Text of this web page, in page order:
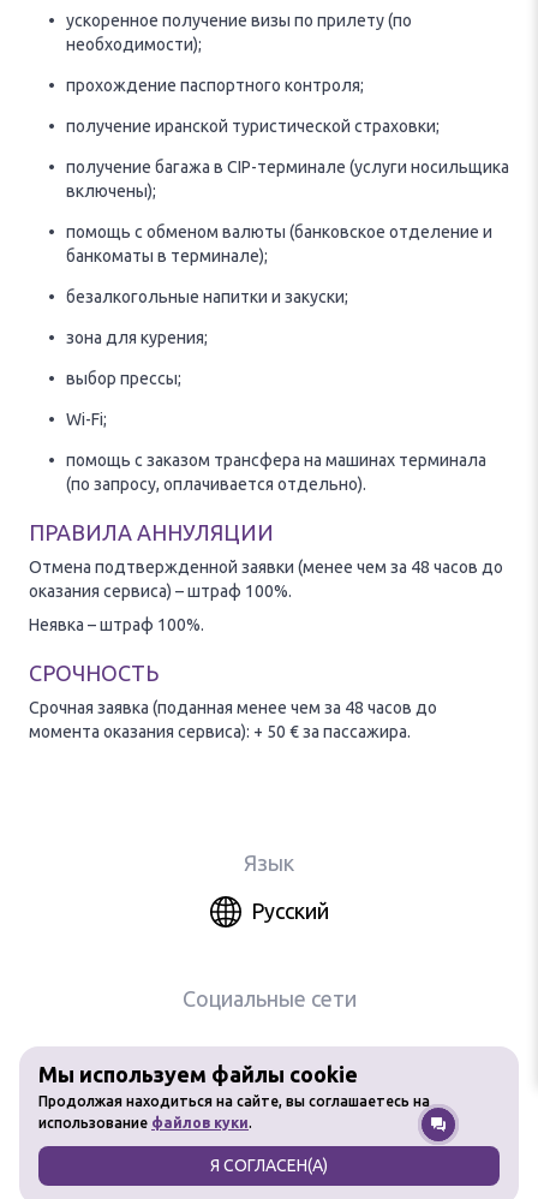
ускоренное получение визы по прилету (по
необходимости);
прохождение паспортного контроля;
получение иранской туристической страховки;
получение багажа в CIP-терминале (услуги носильщика
включены);
помощь с обменом валюты (банковское отделение и
банкоматы в терминале);
безалкогольные напитки и закуски;
зона для курения;
выбор прессы;
Wi-Fi;
помощь с заказом трансфера на машинах терминала
(по запросу, оплачивается отдельно).
ПРАВИЛА АННУЛЯЦИИ
Отмена подтвержденной заявки (менее чем за 48 часов до
оказания сервиса) – штраф 100%.
Неявка – штраф 100%.
СРОЧНОСТЬ
Срочная заявка (поданная менее чем за 48 часов до
момента оказания сервиса): + 50 € за пассажира.
Мы используем файлы cookie
Продолжая находиться на сайте, вы соглашаетесь на
использование файлов куки.
Я СОГЛАСЕН(А)
Язык
Русский
Социальные сети
Любое использование материалов
сайта без разрешения запрещено